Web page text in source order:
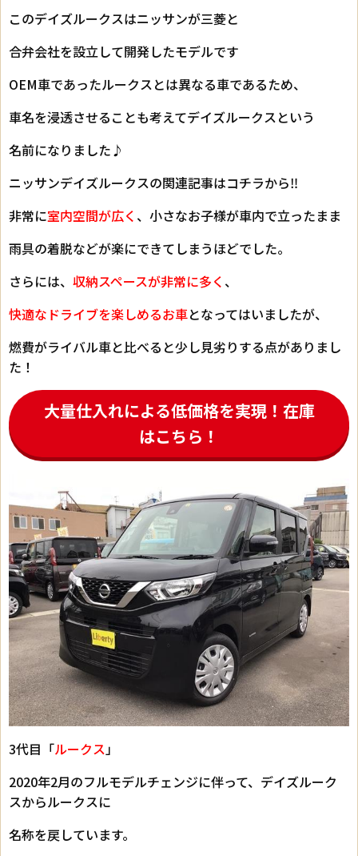
このデイズルークスはニッサンが三菱と
合弁会社を設立して開発したモデルです
OEM車であったルークスとは異なる車であるため、
車名を浸透させることも考えてデイズルークスという
名前になりました♪
ニッサンデイズルークスの関連記事はコチラから‼
非常に室内空間が広く 、小さなお子様が車内で立ったまま
雨具の着脱などが楽にできてしまうほどでした。
さらには、 収納スペースが非常に多く 、
快適なドライブを楽しめるお車となってはいましたが、
燃費がライバル車と比べると少し見劣りする点がありまし
た！
大量仕入れによる低価格を実現！在庫
はこちら！
3代目「ルークス 」
2020年2月のフルモデルチェンジに伴って、デイズルーク
スからルークスに
名称を戻しています。